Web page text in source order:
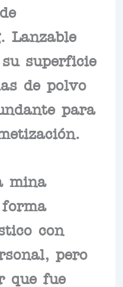
Lanzable
superficie
de polvo
para
mina
con
pero
que fue